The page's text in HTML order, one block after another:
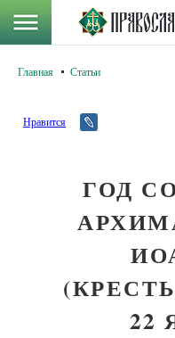
Главная Статьи
Нравится
ГОД
22